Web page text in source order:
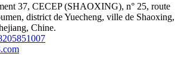
37, CECEP (SHAOXING), n° 25, route
district de Yuecheng, ville de Shaoxing,
Chine.